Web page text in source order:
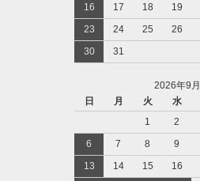
16
17 18 19
23
24 25 26
30
31
2026年9月
日
月 火 水
1
2
6
7 8 9
13
14 15 16